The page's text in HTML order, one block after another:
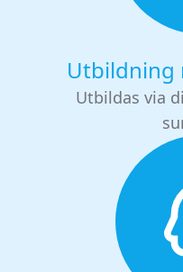
Utbildning
Utbildas via